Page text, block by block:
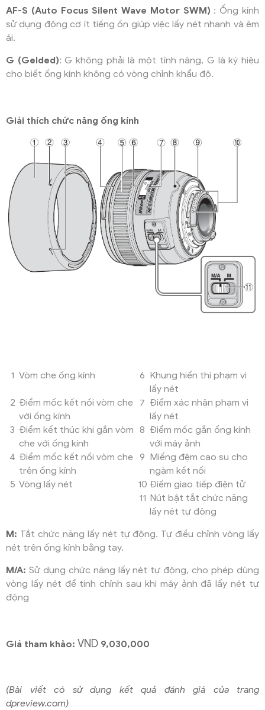
AF-S (Auto Focus Silent Wave Motor SWM) : Ống kính
sử dụng động cơ ít tiếng ồn giúp việc lấy nét nhanh và êm
ái.
G (Gelded): G không phải là một tính năng, G là ký hiệu
cho biết ống kính không có vòng chỉnh khẩu độ.
Giải thích chức năng ống kính
1 Vòm che ống kính 6 Khung hiển thi phạm vi
lấy nét
2 Điểm mốc kết nối vòm che
với ống kính
7 Điểm xác nhận phạm vi
lấy nét
3 Điểm kết thúc khi gắn vòm
che với ống kính
8 Điểm mốc gắn ống kính
với máy ảnh
4 Điểm mốc kết nối vòm che
trên ống kính
9 Miếng đệm cao su cho
ngàm kết nối
5 Vòng lấy nét 10 Điểm giao tiếp điện tử
11 Nút bật tắt chức năng
lấy nét tự động
M: Tắt chức năng lấy nét tự động. Tự điều chỉnh vòng lấy
nét trên ống kính bằng tay.
M/A: Sử dụng chức năng lấy nét tự động, cho phép dùng
vòng lấy nét để tinh chỉnh sau khi máy ảnh đã lấy nét tự
động
Giá tham khảo: VND 9,030,000
(Bài viết có sử dụng kết quả đánh giá của trang
dpreview.com)